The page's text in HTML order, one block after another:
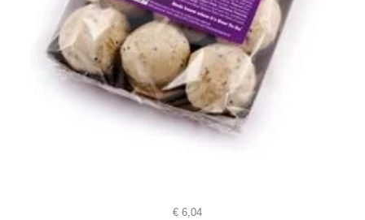
€ 6,04